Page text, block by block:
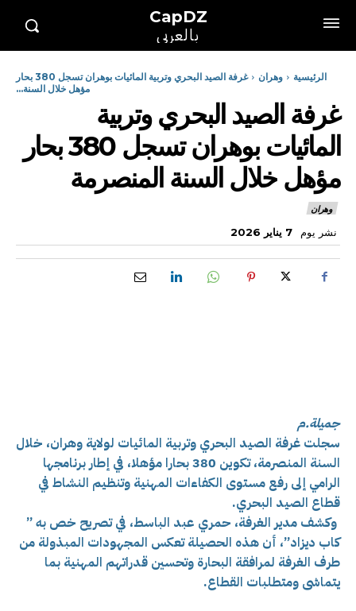
CapDZ
بالعربي
الرئيسية وهران
غرفة الصيد البحري وتربية المائيات بوهران تسجل 380 بحار
مؤهل خلال السنة...
غرفة الصيد البحري وتربية
المائيات بوهران تسجل 380 بحار
مؤهل خلال السنة المنصرمة
وهران
نشر يوم 7 يناير 2026
جميلة.م
سجلت غرفة الصيد البحري وتربية المائيات لولاية وهران، خلال
السنة المنصرمة، تكوين 380 بحارا مؤهلا، في إطار برنامجها
الرامي إلى رفع مستوى الكفاءات المهنية وتنظيم النشاط في
قطاع الصيد البحري.
وكشف مدير الغرفة، حمري عبد الباسط، في تصريح خص به ”
كاب ديزاد”، أن هذه الحصيلة تعكس المجهودات المبذولة من
طرف الغرفة لمرافقة البحارة وتحسين قدراتهم المهنية بما
يتماشى ومتطلبات القطاع.